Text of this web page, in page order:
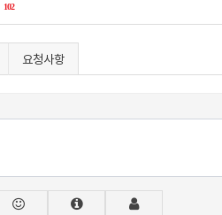
102
요청사항